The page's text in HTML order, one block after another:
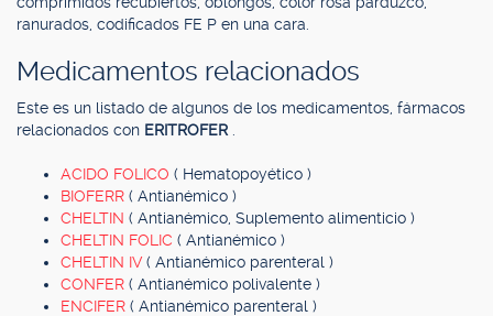
ranurados, codificados FE P en una cara.
Medicamentos relacionados
Este es un listado de algunos de los medicamentos, fármacos
relacionados con ERITROFER
ACIDO FOLICO ( Hematopoyético )
BIOFERR ( Antianémico )
CHELTIN ( Antianémico, Suplemento alimenticio )
CHELTIN FOLIC ( Antianémico )
CHELTIN IV( Antianémico parenteral )
CONFER ( Antianémico polivalente )
ENCIFER ( Antianémico parenteral )